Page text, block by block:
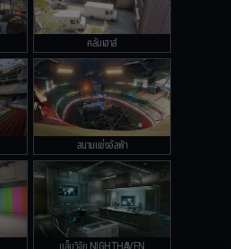
คลับเฮาส์
สนามแข่งอัลฟ่า